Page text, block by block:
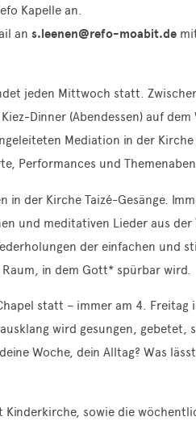
Kapelle an.
ans.leenen@refo-moabit.de
jeden Mittwoch statt.
Dinner (Abendessen) auf
Mediation in der Kirche
Performances und
in der Kirche Taizé-Gesänge.
und meditativen Lieder aus der
der einfachen und
in dem Gott* spürbar wird.
statt – immer am 4. Freitag
wird gesungen, gebetet,
Woche, dein Alltag? Was
sowie die